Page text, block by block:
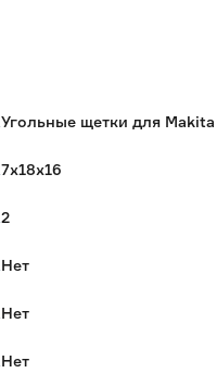
Угольные щетки для Makita
7x18x16
2
Нет
Нет
Нет